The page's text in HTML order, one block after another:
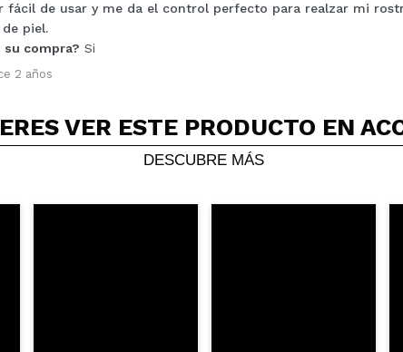
Compartir un vídeo o una foto
Tu vídeo podría ser el primero. Imagínatelo...
fácil de usar y me da el control perfecto para realzar mi
piel.
su compra? Si
2 años
VER ESTE PRODUCTO EN
DESCUBRE MÁS